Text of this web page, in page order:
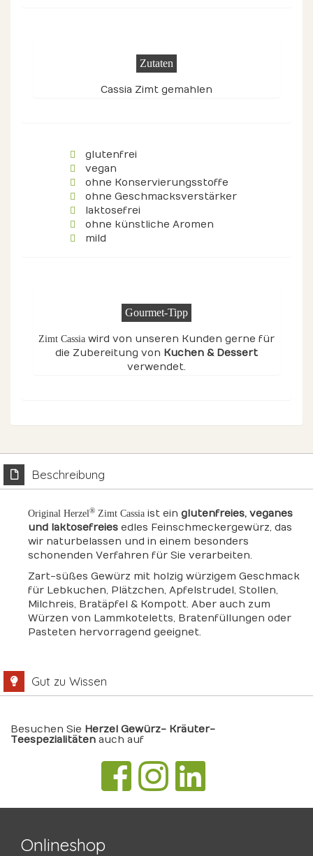
Zutaten
Cassia Zimt gemahlen
glutenfrei
vegan
ohne Konservierungsstoffe
ohne Geschmacksverstärker
laktosefrei
ohne künstliche Aromen
mild
Gourmet-Tipp
Zimt Cassia wird von unseren Kunden gerne für
die Zubereitung von Kuchen & Dessert
verwendet.
Beschreibung
Original Herzel® Zimt Cassia ist ein glutenfreies, veganes
und laktosefreies edles Feinschmeckergewürz, das
wir naturbelassen und in einem besonders
schonenden Verfahren für Sie verarbeiten.
Zart-süßes Gewürz mit holzig würzigem Geschmack
für Lebkuchen, Plätzchen, Apfelstrudel, Stollen,
Milchreis, Bratäpfel & Kompott. Aber auch zum
Würzen von Lammkoteletts, Bratenfüllungen oder
Pasteten hervorragend geeignet.
Gut zu Wissen
Besuchen Sie Herzel Gewürz- Kräuter-
Teespezialitäten auch auf
Onlineshop